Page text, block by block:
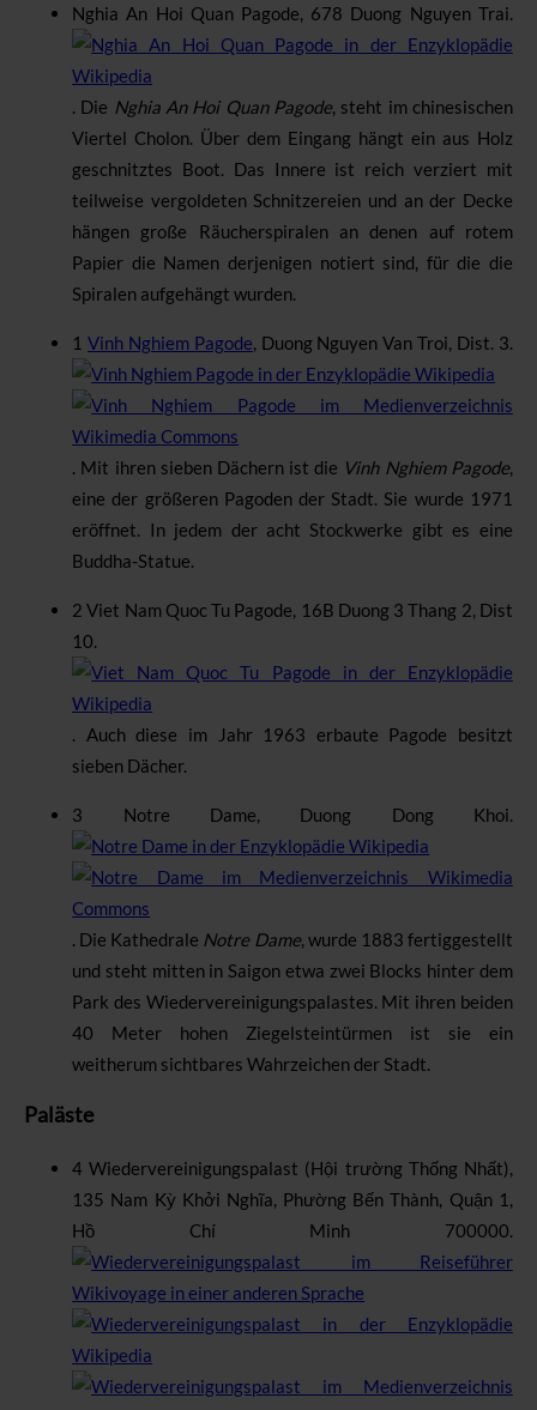
Nghia An Hoi Quan Pagode, 678 Duong Nguyen Trai.
. Die Nghia An Hoi Quan Pagode, steht im chinesischen
Viertel Cholon. Über dem Eingang hängt ein aus Holz
geschnitztes Boot. Das Innere ist reich verziert mit
teilweise vergoldeten Schnitzereien und an der Decke
hängen große Räucherspiralen an denen auf rotem
Papier die Namen derjenigen notiert sind, für die die
Spiralen aufgehängt wurden.
1 Vinh Nghiem Pagode, Duong Nguyen Van Troi, Dist. 3.
. Mit ihren sieben Dächern ist die Vinh Nghiem Pagode,
eine der größeren Pagoden der Stadt. Sie wurde 1971
eröffnet. In jedem der acht Stockwerke gibt es eine
Buddha-Statue.
2 Viet Nam Quoc Tu Pagode, 16B Duong 3 Thang 2, Dist
10.
.
Auch diese im Jahr 1963 erbaute Pagode besitzt
sieben Dächer.
3 Notre Dame, Duong Dong Khoi.
. Die Kathedrale Notre Dame, wurde 1883 fertiggestellt
und steht mitten in Saigon etwa zwei Blocks hinter dem
Park des Wiedervereinigungspalastes. Mit ihren beiden
40 Meter hohen Ziegelsteintürmen ist sie ein
weitherum sichtbares Wahrzeichen der Stadt.
Paläste
4 Wiedervereinigungspalast (Hội trường Thống Nhất),
135 Nam Kỳ Khởi Nghĩa, Phường Bến Thành, Quận 1,
Hồ Chí Minh 700000.